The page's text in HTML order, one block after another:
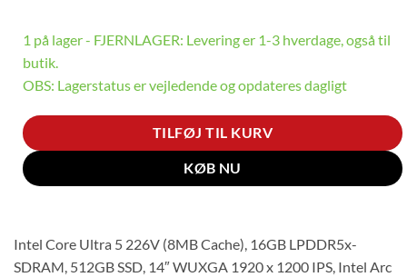
1 på lager - FJERNLAGER: Levering er 1-3 hverdage, også til
butik.
OBS: Lagerstatus er vejledende og opdateres dagligt
TILFØJ TIL KURV
KØB NU
Intel Core Ultra 5 226V (8MB Cache), 16GB LPDDR5x-
SDRAM, 512GB SSD, 14″ WUXGA 1920 x 1200 IPS, Intel Arc